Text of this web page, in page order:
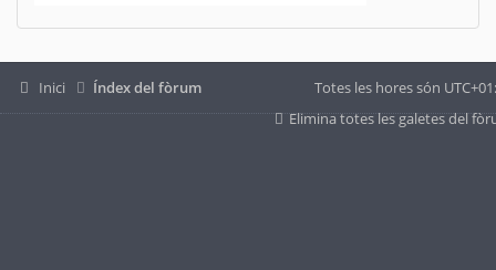
Inici Índex del fòrum Totes les hores són
Elimina totes les galetes del